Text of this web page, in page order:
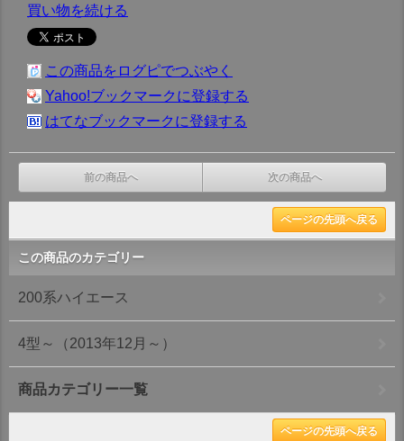
買い物を続ける
この商品をログピでつぶやく
Yahoo!ブックマークに登録する
はてなブックマークに登録する
前の商品へ 次の商品へ
ページの先頭へ戻る
この商品のカテゴリー
200系ハイエース
4型～（2013年12月～）
商品カテゴリー一覧
ページの先頭へ戻る